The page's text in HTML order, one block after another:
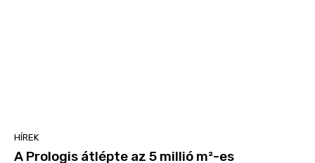
HÍREK
A Prologis átlépte az 5 millió m²-es